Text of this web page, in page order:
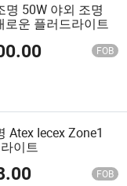
명 50W 야외 조명
로운 플러드라이트
FOB
Atex Iecex Zone1
이트
FOB